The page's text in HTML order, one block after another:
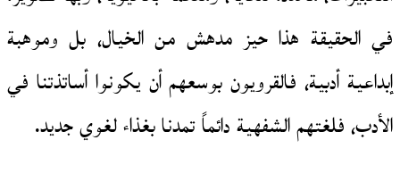
في الحقيقة هذا حيز مدهش من الخيال، بل وموهبة
إبداعية أدبية، فالقرويون بوسعهم أن يكونوا أساتذتنا في
الأدب، فلغتهم الشفهية دائماً تمدنا بغذاء لغوي جديد.